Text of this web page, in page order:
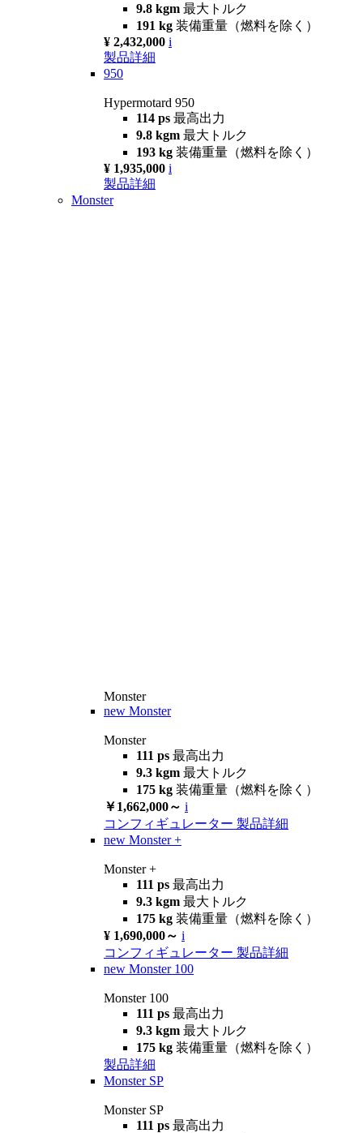
9.8 kgm 最大トルク
191 kg 装備重量（燃料を除く）
¥ 2,432,000 i
製品詳細
950
Hypermotard 950
114 ps 最高出力
9.8 kgm 最大トルク
193 kg 装備重量（燃料を除く）
¥ 1,935,000 i
製品詳細
Monster
Monster
new Monster
Monster
111 ps 最高出力
9.3 kgm 最大トルク
175 kg 装備重量（燃料を除く）
￥1,662,000～ i
コンフィギュレーター 製品詳細
new Monster +
Monster +
111 ps 最高出力
9.3 kgm 最大トルク
175 kg 装備重量（燃料を除く）
¥ 1,690,000～ i
コンフィギュレーター 製品詳細
new Monster 100
Monster 100
111 ps 最高出力
9.3 kgm 最大トルク
175 kg 装備重量（燃料を除く）
製品詳細
Monster SP
Monster SP
111 ps 最高出力